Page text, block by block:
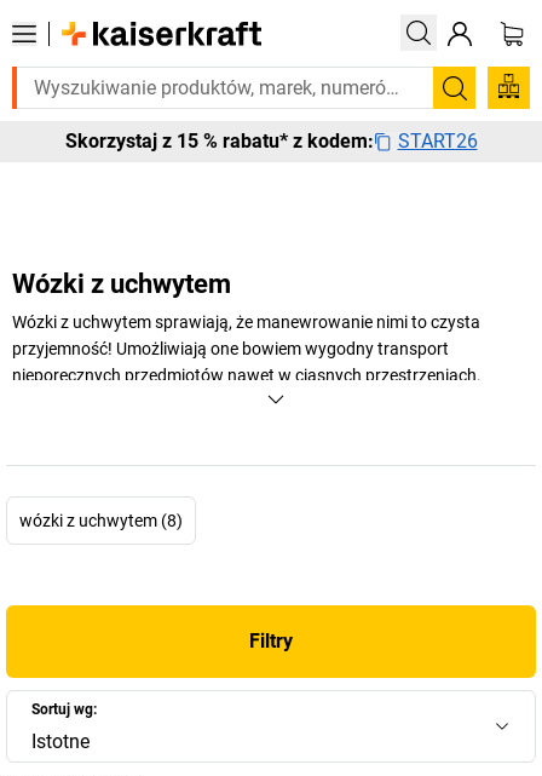
tego pilnie? Wybrane bestsellery dostarczamy w ciągu 2-3 dni
Szukaj
Skorzystaj z 15 % rabatu* z kodem: START26
Wózki z uchwytem
Wózki z uchwytem sprawiają, że manewrowanie nimi to czysta
przyjemność! Umożliwiają one bowiem wygodny transport
nieporęcznych przedmiotów nawet w ciasnych przestrzeniach.
Najwyższy czas, by i Państwo mogli się o tym przekonać!
wózki z uchwytem (8)
Filtry
Sortuj wg:
Istotne